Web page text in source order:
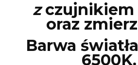
zczujnikiem
oraz
Barwa
6500K.